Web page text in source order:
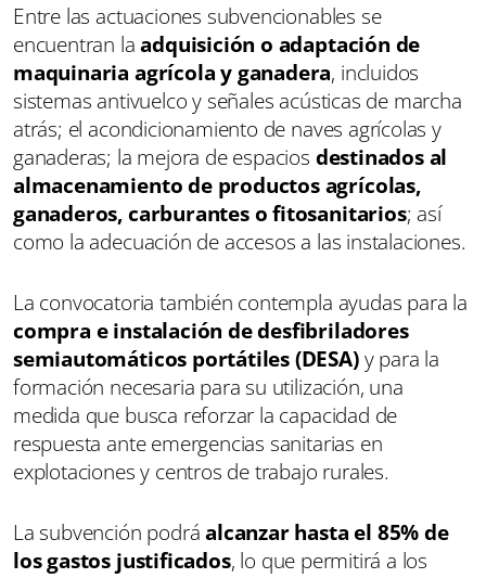
Entre las actuaciones subvencionables se
encuentran laadquisición o adaptación de
maquinaria agrícola y ganadera, incluidos
sistemas antivuelco y señales acústicas de marcha
atrás; el acondicionamiento de naves agrícolas y
ganaderas; la mejora de espacios destinados al
almacenamiento de productos agrícolas,
ganaderos, carburantes o fitosanitarios; así
como la adecuación de accesos a las instalaciones.
La convocatoria también contempla ayudas para la
compra e instalación de desfibriladores
semiautomáticos portátiles (DESA)y para la
formación necesaria para su utilización, una
medida que busca reforzar la capacidad de
respuesta ante emergencias sanitarias en
explotaciones y centros de trabajo rurales.
La subvención podráalcanzar hasta el 85% de
los gastos justificados, lo que permitirá a los